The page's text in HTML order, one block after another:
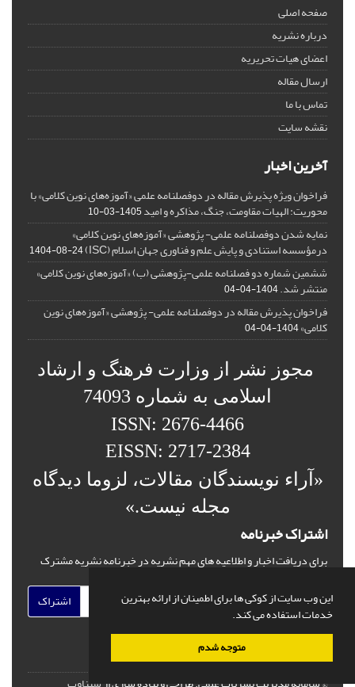
این وب سایت از کوکی ها برای اطمینان از ارائه بهترین
خدمات استفاده می کند.
متوجه شدم
صفحه اصلی
درباره نشریه
اعضای هیات تحریریه
ارسال مقاله
تماس با ما
نقشه سایت
آخرین اخبار
فراخوان ویژه پذیرش مقاله در دوفصلنامه علمی «آموزه‌های نوین کلامی» با
محوریت: الهیات مقاومت، جنگ، مذاکره و امید1405-03-10
نمایه شدن دوفصلنامه علمی- پژوهشی «آموزه‌های نوین کلامی»
درمؤسسه استنادی و پایش علم و فناوری جهان اسلام (ISC) 1404-08-24
ششمین شماره دو فصلنامه علمی-پژوهشی (ب) «آموزه‌های نوین کلامی»
منتشر شد.1404-04-04
فراخوان پذیرش مقاله در دوفصلنامه علمی- پژوهشی «آموزه‌های نوین
کلامی»1404-04-04
مجوز نشر از وزارت فرهنگ و ارشاد
اسلامی به شماره 74093
ISSN: 2676-4466
EISSN: 2717-2384
«آراء نویسندگان مقالات، لزوما دیدگاه
مجله نیست.»
اشتراک خبرنامه
برای دریافت اخبار و اطلاعیه های مهم نشریه در خبرنامه نشریه مشترک
اشتراک